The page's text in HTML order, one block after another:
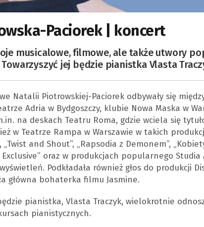
Paciorek | koncert
musicalowe, filmowe, ale także utwory
jej będzie pianistka Vlasta
Natalii Piotrowskiej-Paciorek odbywały się
Adria w Bydgoszczy, klubie Nowa Maska w
na deskach Teatru Roma, gdzie wciela się
w Teatrze Rampa w Warszawie w takich
„Twist and Shout”, „Rapsodia z Demonem”,
Exclusive” oraz w produkcjach popularnego
Podkładała również głos do produkcji
główna bohaterka filmu Jasmine.
pianistka, Vlasta Traczyk, wielokrotnie
pianistycznych.